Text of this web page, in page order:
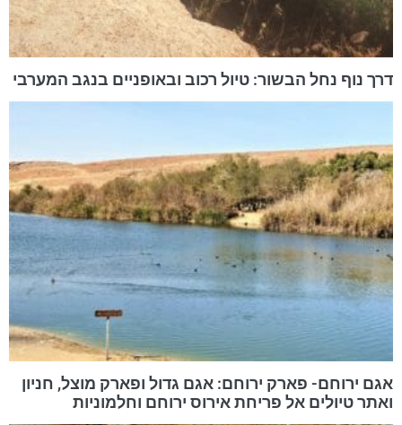
דרך נוף נחל הבשור: טיול רכוב ובאופניים בנגב המערבי
אגם ירוחם- פארק ירוחם: אגם גדול ופארק מוצל, חניון
ואתר טיולים אל פריחת אירוס ירוחם וחלמוניות